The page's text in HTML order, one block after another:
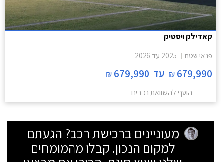
קאדילק ויסטיק
פנאי שטח 2025 עד 2026
679,990
₪ עד 679,990
₪
הוסף להשוואת רכבים
מעוניינים ברכישת רכב? הגעתם
למקום הנכון. קבלו מהמומחים